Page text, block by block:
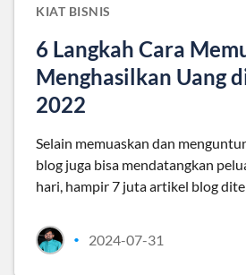
KIAT BISNIS
6 Langkah Cara
Menghasilkan Uang
2022
Selain memuaskan dan
blog juga bisa mendatangkan
hari, hampir 7 juta artikel blog
• 2024-07-31